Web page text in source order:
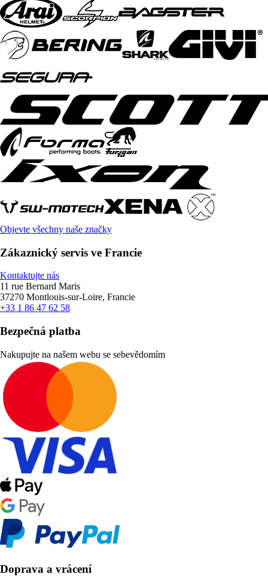
Objevte všechny naše značky
Zákaznický servis ve Francie
Kontaktujte nás
11 rue Bernard Maris
37270 Montlouis-sur-Loire, Francie
+33 1 86 47 62 58
Bezpečná platba
Nakupujte na našem webu se sebevědomím
Doprava a vrácení